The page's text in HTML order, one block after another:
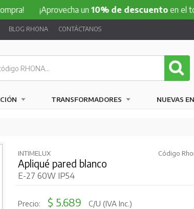
¡Aprovecha un10% de descuentoen el total de
BLOG RHONA CONTÁCTANOS
TRANSFORMADORES NUEVAS
INTIMELUX Código
Apliqué pared blanco
E-27 60W IP54
Precio: $ 5.689 C/U (IVA Inc.)